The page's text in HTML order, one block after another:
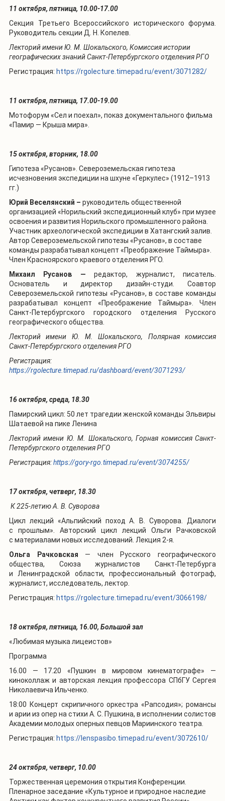
11 октября, пятница, 10.00-17.00
Секция Третьего Всероссийского исторического форума.
Руководитель секции Д. Н. Копелев.
Лекторий имени Ю. М. Шокальского, Комиссия истории
географических знаний Санкт-Петербургского отделения РГО
Регистрация: https://rgolecture.timepad.ru/event/3071282/
11 октября, пятница, 17.00-19.00
Мотофорум «Сел и поехал», показ документального фильма
«Памир — Крыша мира».
15 октября, вторник, 18.00
Гипотеза «Русанов». Североземельская гипотеза
исчезновения экспедиции на шхуне «Геркулес» (1912–1913
гг.)
Юрий Веселянский – руководитель общественной
организацией «Норильский экспедиционный клуб» при музее
освоения и развития Норильского промышленного района.
Участник археологической экспедиции в Хатангский залив.
Автор Североземельской гипотезы «Русанов», в составе
команды разрабатывал концепт «Преображение Таймыра».
Член Красноярского краевого отделения РГО.
Михаил Русанов —редактор, журналист, писатель.
Основатель и директор дизайн-студи. Соавтор
Североземельской гипотезы «Русанов», в составе команды
разрабатывал концепт «Преображение Таймыра». Член
Санкт-Петербургского городского отделения Русского
географического общества.
Лекторий имени Ю. М. Шокальского, Полярная комиссия
Санкт-Петербургского отделения РГО
Регистрация:
https://rgolecture.timepad.ru/dashboard/event/3071293/
16 октября, среда, 18.30
Памирский цикл: 50 лет трагедии женской команды Эльвиры
Шатаевой на пике Ленина
Лекторий имени Ю. М. Шокальского, Горная комиссия Санкт-
Петербургского отделения РГО
Регистрация:https://gory-rgo.timepad.ru/event/3074255/
17 октября, четверг, 18.30
К 225-летию А. В. Суворова
Цикл лекций «Альпийский поход А. В. Суворова. Диалоги
с прошлым». Авторский цикл лекций Ольги Рачковской
с материалами новых исследований. Лекция 2-я.
Ольга Рачковская — член Русского географического
общества, Союза журналистов Санкт-Петербурга
и Ленинградской области, профессиональный фотограф,
журналист, исследователь, лектор.
Регистрация: https://rgolecture.timepad.ru/event/3066198/
18 октября, пятница, 16.00, Большой зал
«Любимая музыка лицеистов»
Программа
16.00 — 17.20 «Пушкин в мировом кинематографе» —
киноколлаж и авторская лекция профессора СПбГУ Сергея
Николаевича Ильченко.
18:00 Концерт скрипичного оркестра «Рапсодия»; романсы
и арии из опер на стихи А. С. Пушкина, в исполнении солистов
Академии молодых оперных певцов Мариинского театра.
Регистрация: https://lenspasibo.timepad.ru/event/3072610/
24 октября, четверг, 10.00
Торжественная церемония открытия Конференции.
Пленарное заседание «Культурное и природное наследие